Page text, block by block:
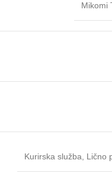
Mikomi
Kurirska služba Lično